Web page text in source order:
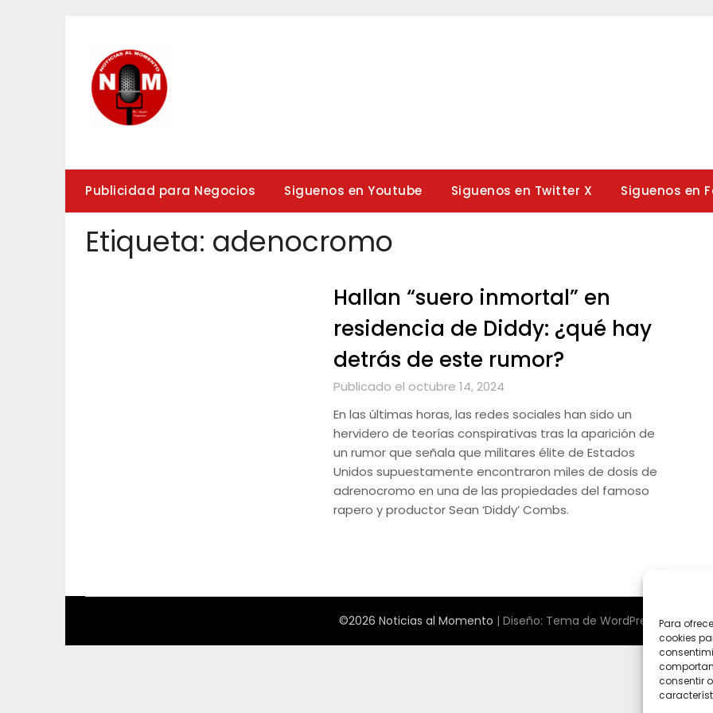
Publicidad para Negocios Siguenos en Youtube Siguenos en Twitter X Siguenos en
Etiqueta: adenocromo
Hallan “suero inmortal” en
residencia de Diddy: ¿qué hay
detrás de este rumor?
Publicado el octubre 14, 2024
En las últimas horas, las redes sociales han sido un
hervidero de teorías conspirativas tras la aparición de
un rumor que señala que militares élite de Estados
Unidos supuestamente encontraron miles de dosis de
adrenocromo en una de las propiedades del famoso
rapero y productor Sean ‘Diddy’ Combs.
©2026 Noticias al Momento | Diseño: Tema de WordPressPara
cookies
consentir